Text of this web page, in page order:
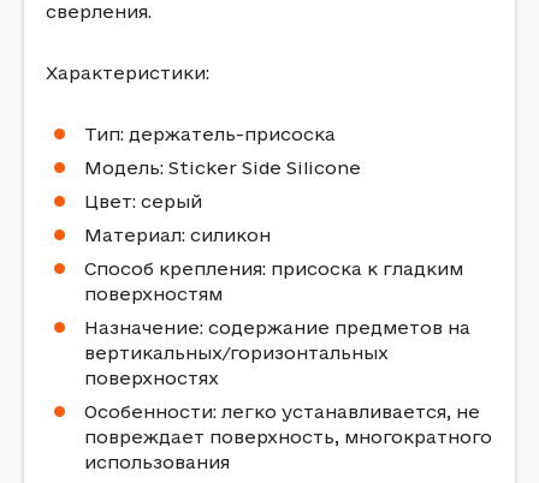
сверления.
Характеристики:
Тип: держатель-присоска
Модель: Sticker Side Silicone
Цвет: серый
Материал: силикон
Способ крепления: присоска к гладким
поверхностям
Назначение: содержание предметов на
вертикальных/горизонтальных
поверхностях
Особенности: легко устанавливается, не
повреждает поверхность, многократного
использования